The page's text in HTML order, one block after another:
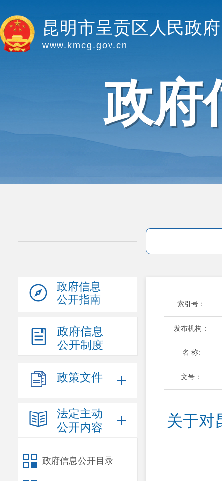
昆明市呈贡区人民政府
www.kmcg.gov.cn
政府
政府信息
公开指南
政府信息
公开制度
政策文件
法定主动
公开内容
政府信息公开目录
索引号：
发布机构：
名 称:
文号：
关于对